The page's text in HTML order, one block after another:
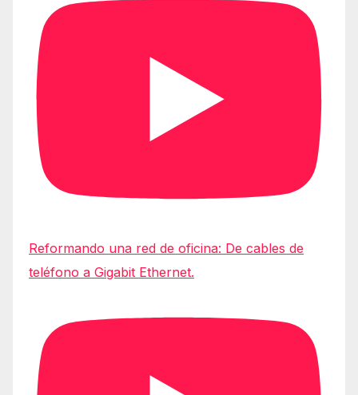
Reformando una red de oficina: De cables de
teléfono a Gigabit Ethernet.